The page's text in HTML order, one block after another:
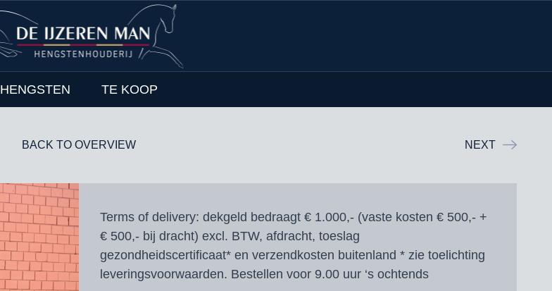
HENGSTEN TE KOOP
BACK TO OVERVIEW NEXT
Terms of delivery: dekgeld bedraagt € 1.000,- (vaste kosten € 500,- +
€ 500,- bij dracht) excl. BTW, afdracht, toeslag
gezondheidscertificaat* en verzendkosten buitenland * zie toelichting
leveringsvoorwaarden. Bestellen voor 9.00 uur ‘s ochtends